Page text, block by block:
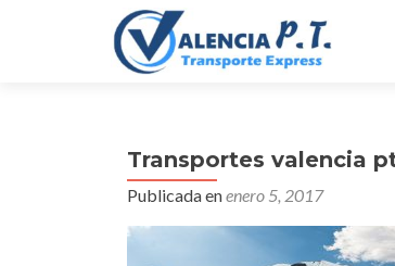
Transportes valencia
Publicada enenero 5, 2017